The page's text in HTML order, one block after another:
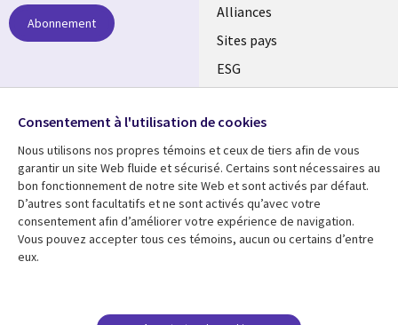
Alliances
Sites pays
ESG
Fusions
Salle de presse
Ressources
Articles
Études de cas
Support
Restrictions et
Abonnement
Suivez-nous
Social
Media
Global
FR
Consentement à l'utilisation de cookies
Nous utilisons nos propres témoins et ceux de tiers afin de vous
garantir un site Web fluide et sécurisé. Certains sont nécessaires au
bon fonctionnement de notre site Web et sont activés par défaut.
D’autres sont facultatifs et ne sont activés qu’avec votre
consentement afin d’améliorer votre expérience de navigation.
Vous pouvez accepter tous ces témoins, aucun ou certains d’entre
eux.